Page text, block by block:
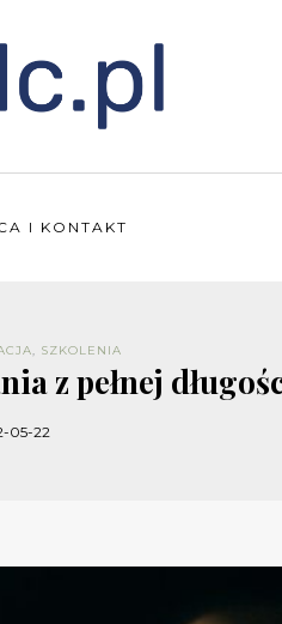
I KONTAKT
, SZKOLENIA
z pełnej
05-22